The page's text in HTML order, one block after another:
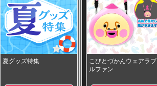
夏グッズ特集
こびとづかんウェアラブ
ルファン